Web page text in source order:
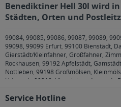
Benediktiner Hell 30l wird
Städten, Orten und
99084, 99085, 99086, 99087, 99089,
99098, 99099 Erfurt, 99100 Bienstädt,
Gierstädt/Kleinfahner, Großfahner,
Rockhausen, 99192 Apfelstädt,
Nottleben, 99198 Großmölsen,
Udestedt
99310 Alkersleben, Arnstadt,
99334 Elleben, Elxleben, Ichtershausen,
Service Hotline